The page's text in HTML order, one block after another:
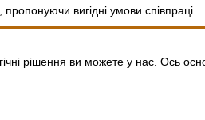
вигідні умови співпраці.
рішення ви можете у нас. Ось